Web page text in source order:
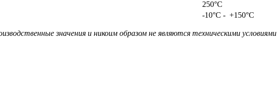
250°C
-10°C - +150°C
значения и никоим образом не являются техническими условиями